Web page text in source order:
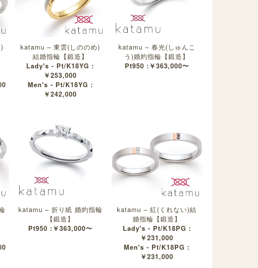
katamu – 東雲(しののめ)
結婚指輪【鍛造】
Lady's - Pt/K18YG :
￥253,000
Men's - Pt/K18YG :
￥242,000
katamu – 春光(しゅんこ
う)婚約指輪【鍛造】
Pt950 :￥363,000〜
katamu – 折り紙 婚約指輪
【鍛造】
Pt950 :￥363,000〜
katamu – 紅(くれない)結
婚指輪【鍛造】
Lady's - Pt/K18PG :
￥231,000
Men's - Pt/K18PG :
￥231,000